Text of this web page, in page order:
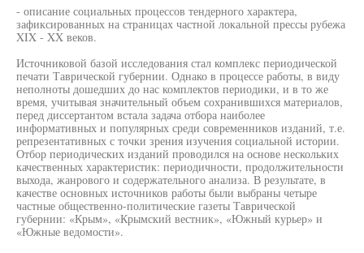
- описание социальных процессов тендерного характера,
зафиксированных на страницах частной локальной прессы рубежа
XIX - XX веков.
Источниковой базой исследования стал комплекс периодической
печати Таврической губернии. Однако в процессе работы, в виду
неполноты дошедших до нас комплектов периодики, и в то же
время, учитывая значительный объем сохранившихся материалов,
перед диссертантом встала задача отбора наиболее
информативных и популярных среди современников изданий, т.е.
репрезентативных с точки зрения изучения социальной истории.
Отбор периодических изданий проводился на основе нескольких
качественных характеристик: периодичности, продолжительности
выхода, жанрового и содержательного анализа. В результате, в
качестве основных источников работы были выбраны четыре
частные общественно-политические газеты Таврической
губернии: «Крым», «Крымский вестник», «Южный курьер» и
«Южные ведомости».